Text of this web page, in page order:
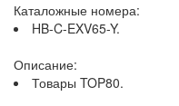
Каталожные номера:
HB-C-EXV65-Y.
Описание:
Товары TOP80.